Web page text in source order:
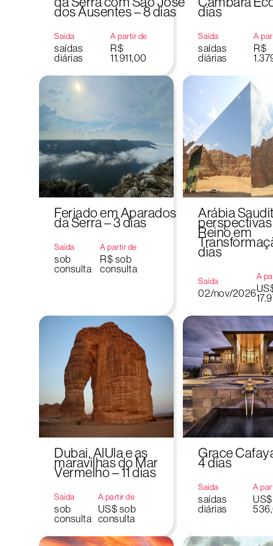
dos Ausentes – 8 dias
Saída
saídas
diárias
A partir de
R$
11.911,00
dias
Saída
saídas
diárias
A
R$
Feriado em Aparados
da Serra – 3 dias
Saída
sob
consulta
A partir de
R$ sob
consulta
Arábia
Reino em
dias
Saída
02/nov/2026
A
Dubai, AlUla e as
maravilhas do Mar
Vermelho – 11 dias
Saída
sob
consulta
A partir de
US$ sob
consulta
Grace
4 dias
Saída
saídas
diárias
A
US$